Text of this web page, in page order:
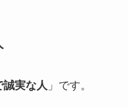
誠実な人 」です。